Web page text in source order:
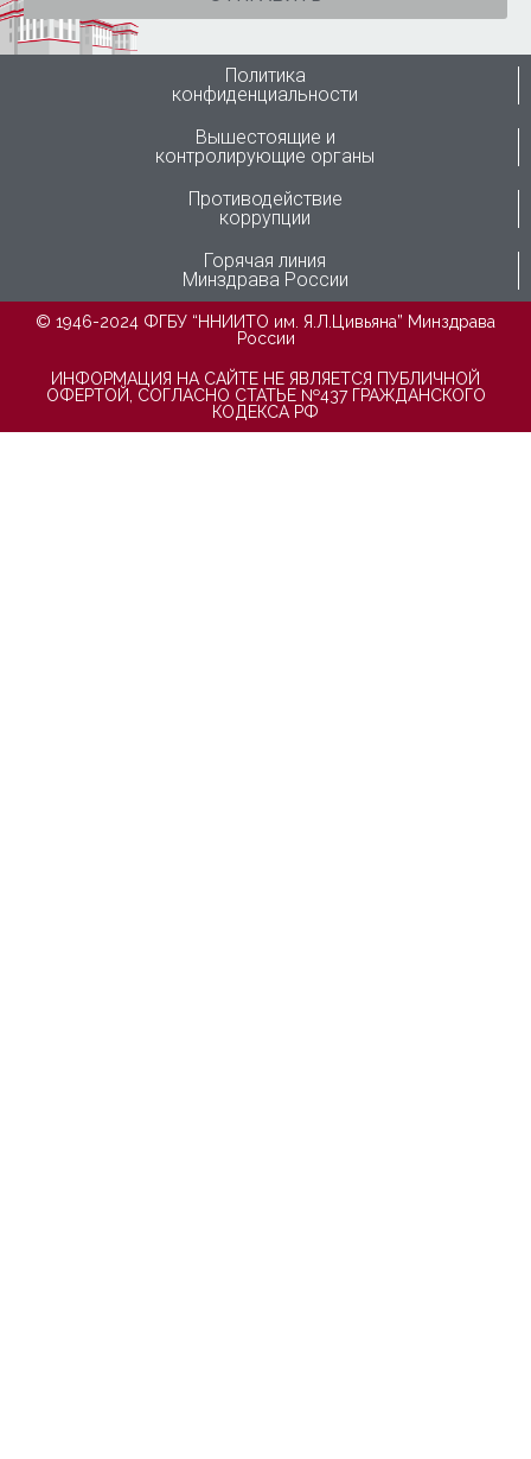
Политика
конфиденциальности
Вышестоящие и
контролирующие органы
Противодействие
коррупции
Горячая линия
Минздрава России
© 1946-2024 ФГБУ “ННИИТО им. Я.Л.Цивьяна” Минздрава
России
ИНФОРМАЦИЯ НА САЙТЕ НЕ ЯВЛЯЕТСЯ ПУБЛИЧНОЙ
ОФЕРТОЙ, СОГЛАСНО СТАТЬЕ №437 ГРАЖДАНСКОГО
КОДЕКСА РФ